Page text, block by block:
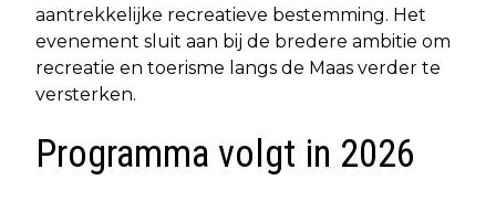
aantrekkelijke recreatieve bestemming. Het
evenement sluit aan bij de bredere ambitie om
recreatie en toerisme langs de Maas verder te
versterken.
Programma volgt in 2026